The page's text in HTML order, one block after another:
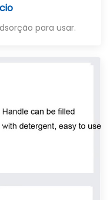
para usar.